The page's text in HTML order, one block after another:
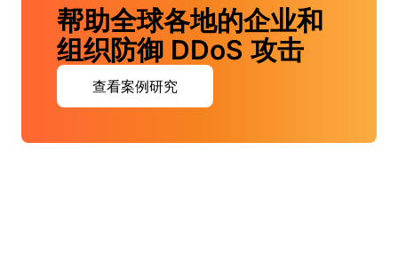
帮助全球各地的企业和
组织防御 DDoS 攻击
查看案例研究